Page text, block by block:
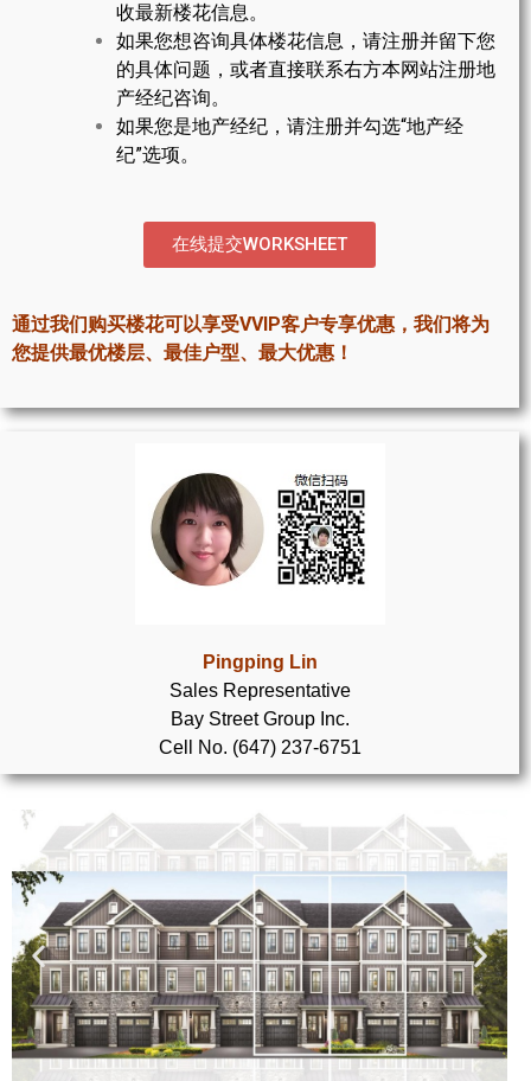
怡陶碧谷社区介绍
怡陶碧谷楼花项目
北约克楼花项目
密西沙加社区介绍
奥克维尔社区介绍
列治文山楼花项目
万锦楼花项目
新居民
实用链接
大多伦多教育网站
大多伦多医疗机构
加拿大银行贷款机构
大多伦多交通网络
常用查询工具
收最新楼花信息。
如果您想咨询具体楼花信息，请注册并留下您
的具体问题，或者直接联系右方本网站注册地
产经纪咨询。
如果您是地产经纪，请注册并勾选“地产经
纪”选项。
在线提交WORKSHEET
通过我们购买楼花可以享受VVIP客户专享优惠，我们将为
您提供最优楼层、最佳户型、最大优惠！
Pingping Lin
Sales Representative
Bay Street Group Inc.
Cell No. (647) 237-6751